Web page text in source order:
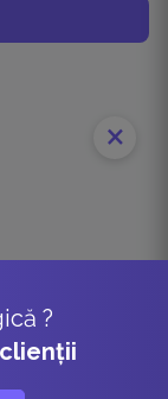
close
?